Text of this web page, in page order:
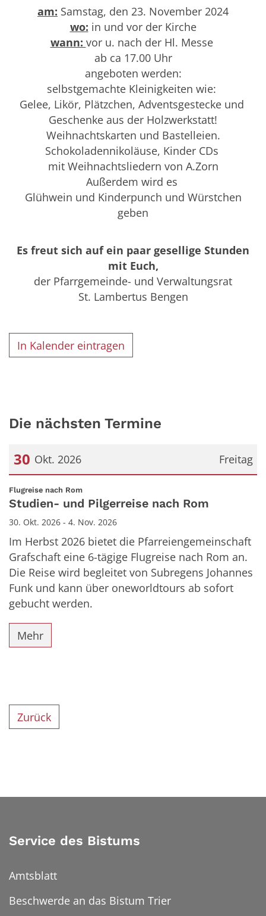
am: Samstag, den 23. November 2024
wo: in und vor der Kirche
wann: vor u. nach der Hl. Messe
ab ca 17.00 Uhr
angeboten werden:
selbstgemachte Kleinigkeiten wie:
Gelee, Likör, Plätzchen, Adventsgestecke und
Geschenke aus der Holzwerkstatt!
Weihnachtskarten und Bastelleien.
Schokoladennikoläuse, Kinder CDs
mit Weihnachtsliedern von A.Zorn
Außerdem wird es
Glühwein und Kinderpunch und Würstchen
geben
Es freut sich auf ein paar gesellige Stunden
mit Euch,
der Pfarrgemeinde- und Verwaltungsrat
St. Lambertus Bengen
In Kalender eintragen
Die nächsten Termine
Freitag
30 Okt. 2026
Datum: 30. Oktober 2026
Flugreise nach Rom:
Studien- und Pilgerreise nach Rom
30. Okt. 2026 - 4. Nov. 2026
Im Herbst 2026 bietet die Pfarreiengemeinschaft
Grafschaft eine 6-tägige Flugreise nach Rom an.
Die Reise wird begleitet von Subregens Johannes
Funk und kann über oneworldtours ab sofort
gebucht werden.
Mehr
Zurück
Service des Bistums
Amtsblatt
Beschwerde an das Bistum Trier